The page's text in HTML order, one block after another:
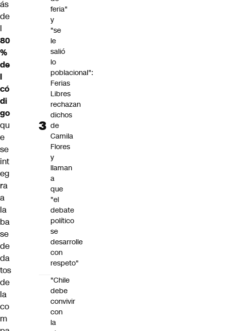
ás
de
l
80
%
de
l
có
di
go
qu
e
se
int
eg
ra
a
la
ba
se
de
da
tos
de
la
co
m
feria"
y
"se
le
salió
lo
poblacional":
Ferias
Libres
rechazan
dichos
de
Camila
Flores
y
llaman
a
que
"el
debate
político
se
desarrolle
con
respeto"
"Chile
debe
convivir
con
la